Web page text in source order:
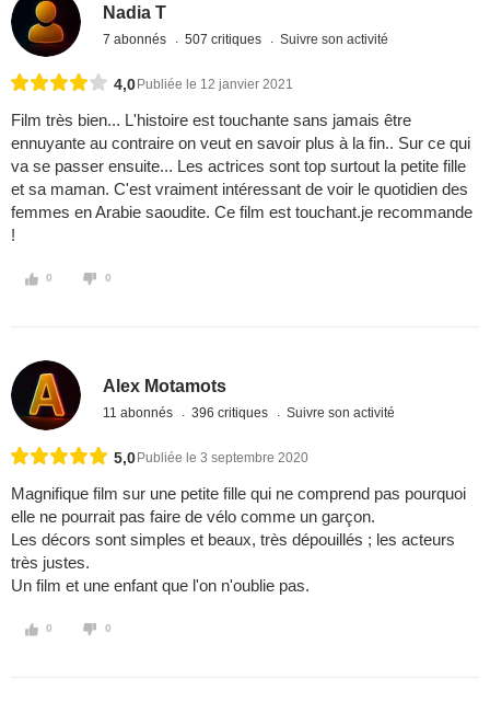
Nadia T
7 abonnés 507 critiques Suivre son activité
4,0 Publiée le 12 janvier 2021
Film très bien... L'histoire est touchante sans jamais être
ennuyante au contraire on veut en savoir plus à la fin.. Sur ce qui
va se passer ensuite... Les actrices sont top surtout la petite fille
et sa maman. C'est vraiment intéressant de voir le quotidien des
femmes en Arabie saoudite. Ce film est touchant.je recommande
!
0 0
Alex Motamots
11 abonnés 396 critiques Suivre son activité
5,0 Publiée le 3 septembre 2020
Magnifique film sur une petite fille qui ne comprend pas pourquoi
elle ne pourrait pas faire de vélo comme un garçon.
Les décors sont simples et beaux, très dépouillés ; les acteurs
très justes.
Un film et une enfant que l'on n'oublie pas.
0 0